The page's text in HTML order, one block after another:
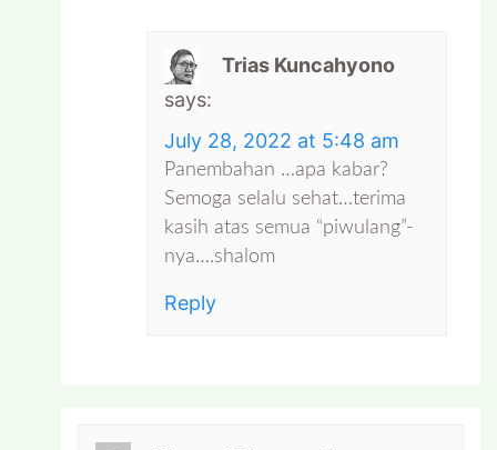
Trias Kuncahyono
says:
July 28, 2022 at 5:48 am
Panembahan …apa kabar?
Semoga selalu sehat…terima
kasih atas semua “piwulang”-
nya….shalom
Reply